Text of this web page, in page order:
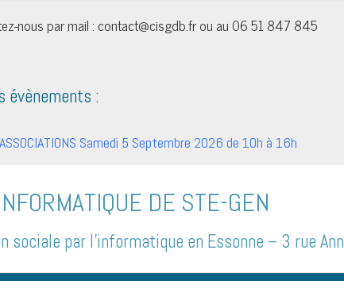
nous par mail : contact@cisgdb.fr ou au 06 51 847 845
évènements :
Samedi 5 Septembre 2026 de 10h à 16h
DE STE-GEN
sociale par l'informatique en Essonne – 3 rue